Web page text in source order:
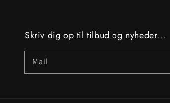
Skriv dig op til tilbud og nyheder...
Mail